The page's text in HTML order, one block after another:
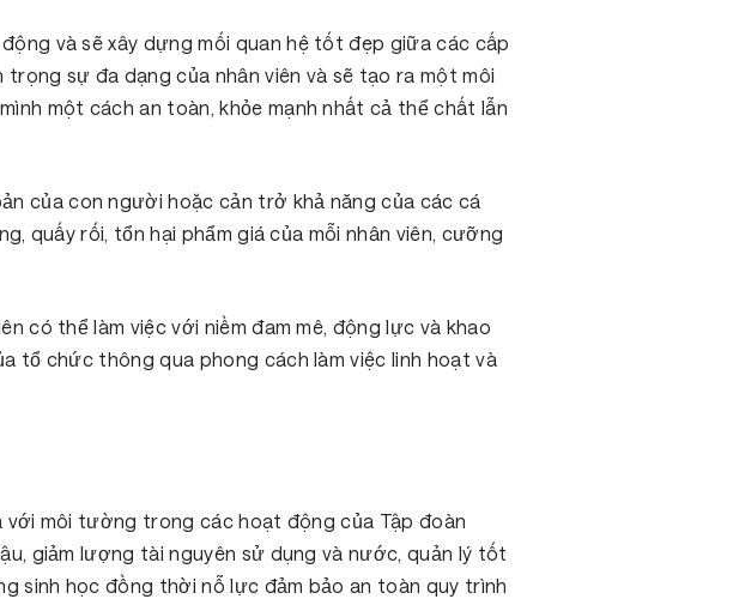
và sẽ xây dựng mối quan hệ tốt đẹp giữa các cấp
sự đa dạng của nhân viên và sẽ tạo ra một môi
một cách an toàn, khỏe mạnh nhất cả thể chất lẫn
của con người hoặc cản trở khả năng của các cá
quấy rối, tổn hại phẩm giá của mỗi nhân viên, cưỡng
có thể làm việc với niềm đam mê, động lực và khao
tổ chức thông qua phong cách làm việc linh hoạt và
môi tường trong các hoạt động của Tập đoàn
giảm lượng tài nguyên sử dụng và nước, quản lý tốt
sinh học đồng thời nỗ lực đảm bảo an toàn quy trình